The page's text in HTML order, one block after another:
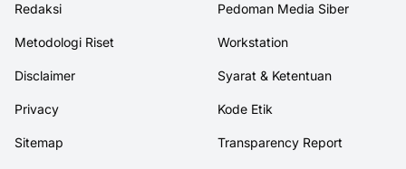
Redaksi Pedoman Media Siber
Metodologi Riset Workstation
Disclaimer Syarat & Ketentuan
Privacy Kode Etik
Sitemap Transparency Report